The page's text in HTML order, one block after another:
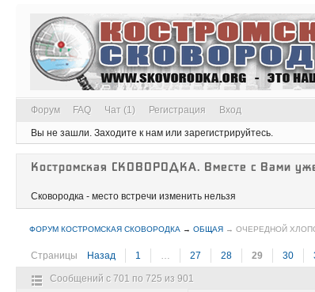
Форум FAQ Чат (1) Регистрация Вход
Вы не зашли. Заходите к нам или зарегистрируйтесь.
Костромская СКОВОРОДКА. Вместе с Вами
Сковородка - место встречи изменить нельзя
ФОРУМ КОСТРОМСКАЯ СКОВОРОДКА →ОБЩАЯ →ОЧЕРЕДНОЙ
Страницы Назад 1 … 27 28 29 30
Сообщений с 701 по 725 из 901